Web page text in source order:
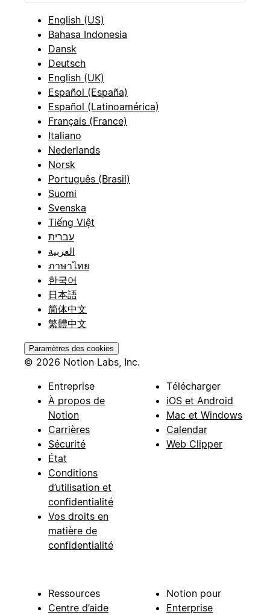
English (US)
Bahasa Indonesia
Dansk
Deutsch
English (UK)
Español (España)
Español (Latinoamérica)
Français (France)
Italiano
Nederlands
Norsk
Português (Brasil)
Suomi
Svenska
Tiếng Việt
עברית
العربية
ภาษาไทย
한국어
日本語
简体中文
繁體中文
Paramètres des cookies
© 2026 Notion Labs, Inc.
Entreprise
À propos de
Notion
Carrières
Sécurité
État
Conditions
d’utilisation et
confidentialité
Vos droits en
matière de
confidentialité
Télécharger
iOS et Android
Mac et Windows
Calendar
Web Clipper
Ressources
Centre d’aide
Notion pour
Enterprise